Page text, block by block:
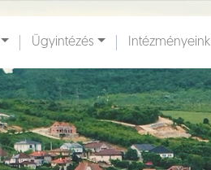
Ügyintézés Intézményeink